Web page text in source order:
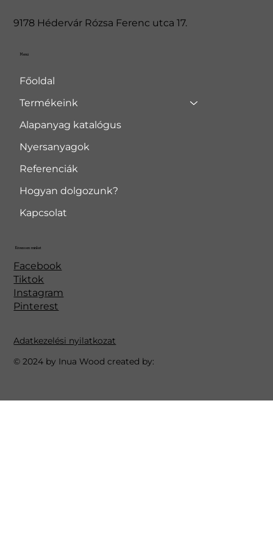
9178 Hédervár Rózsa Ferenc utca 17.
Menü
Főoldal
Termékeink
Alapanyag katalógus
Nyersanyagok
Referenciák
Hogyan dolgozunk?
Kapcsolat
Facebook
Tiktok
Instagram
Pinterest
Kövessen minket
© 2024 by Inua Wood created by:
Adatkezelési nyilatkozat